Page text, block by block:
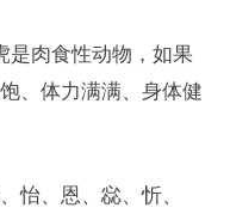
是肉食性动物，如果
、体力满满、身体健
怡、恩、惢、忻、